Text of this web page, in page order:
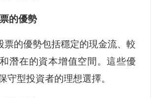
的優勢
票的優勢包括穩定的現金流、較
潛在的資本增值空間。這些優
守型投資者的理想選擇。